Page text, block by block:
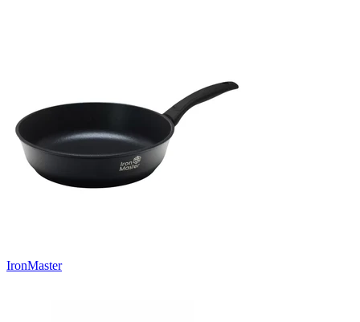
IronMaster